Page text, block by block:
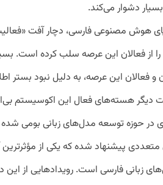
دشوار می‌کند.
هوش مصنوعی فارسی، دچار آفت
از فعالان این عرصه سلب کرده است.
فعالان این عرصه، به دلیل نبود بستر
دیگر هسته‌های فعال این اکوسیستم
در حوزه توسعه مدل‌های زبانی بومی شده
پیشنهاد شده که یکی از مؤثرترین
زبانی فارسی است. رویدادهایی از